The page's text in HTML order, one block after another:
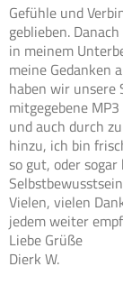
Gefühle und
geblieben.
in meinem
meine Gedanken
haben wir unsere
mitgegebene
und auch durch
hinzu, ich bin
so gut, oder
Vielen, vielen
jedem weiter
Liebe Grüße
Dierk W.